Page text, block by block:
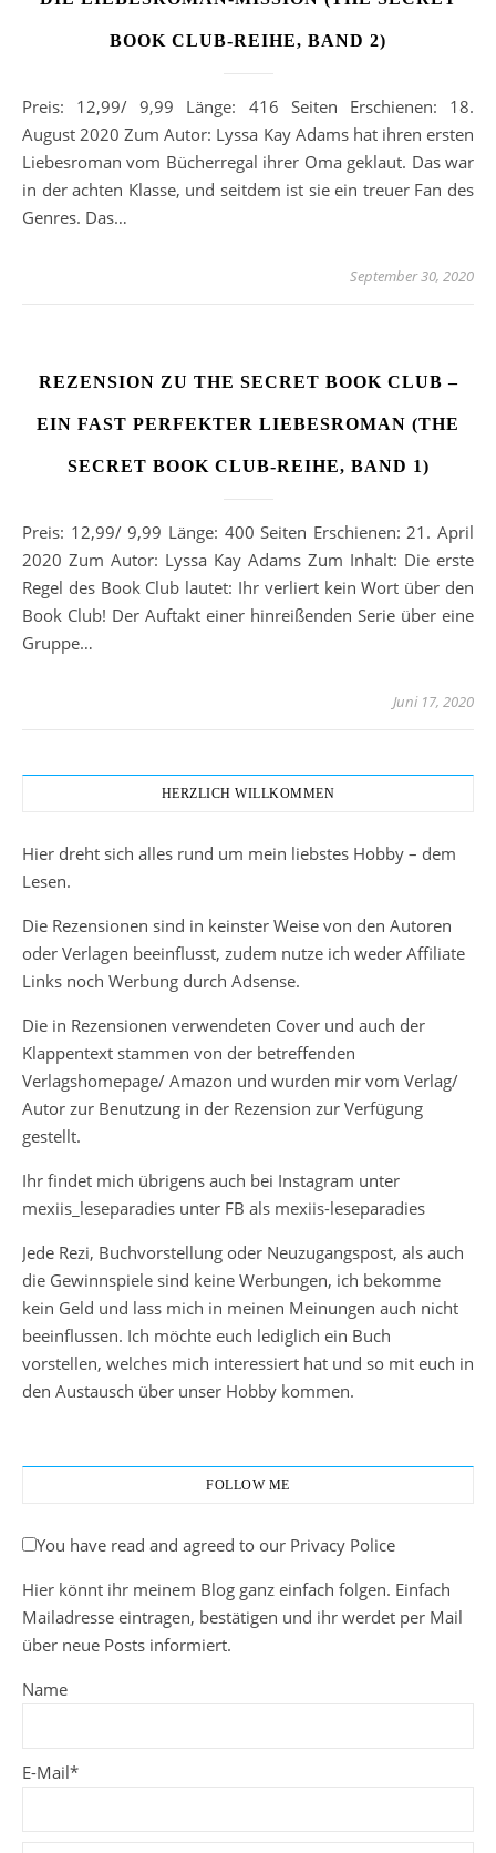
BOOK CLUB-REIHE, BAND 2)
Preis: 12,99/ 9,99 Länge: 416 Seiten Erschienen: 18.
August 2020 Zum Autor: Lyssa Kay Adams hat ihren ersten
Liebesroman vom Bücherregal ihrer Oma geklaut. Das war
in der achten Klasse, und seitdem ist sie ein treuer Fan des
Genres. Das…
September 30, 2020
REZENSION ZU THE SECRET BOOK CLUB –
EIN FAST PERFEKTER LIEBESROMAN (THE
SECRET BOOK CLUB-REIHE, BAND 1)
Preis: 12,99/ 9,99 Länge: 400 Seiten Erschienen: 21. April
2020 Zum Autor: Lyssa Kay Adams Zum Inhalt: Die erste
Regel des Book Club lautet: Ihr verliert kein Wort über den
Book Club! Der Auftakt einer hinreißenden Serie über eine
Gruppe…
Juni 17, 2020
HERZLICH WILLKOMMEN
Hier dreht sich alles rund um mein liebstes Hobby – dem
Lesen.
Die Rezensionen sind in keinster Weise von den Autoren
oder Verlagen beeinflusst, zudem nutze ich weder Affiliate
Links noch Werbung durch Adsense.
Die in Rezensionen verwendeten Cover und auch der
Klappentext stammen von der betreffenden
Verlagshomepage/ Amazon und wurden mir vom Verlag/
Autor zur Benutzung in der Rezension zur Verfügung
gestellt.
Ihr findet mich übrigens auch bei Instagram unter
mexiis_leseparadies unter FB als mexiis-leseparadies
Jede Rezi, Buchvorstellung oder Neuzugangspost, als auch
die Gewinnspiele sind keine Werbungen, ich bekomme
kein Geld und lass mich in meinen Meinungen auch nicht
beeinflussen. Ich möchte euch lediglich ein Buch
vorstellen, welches mich interessiert hat und so mit euch in
den Austausch über unser Hobby kommen.
FOLLOW ME
You have read and agreed to our Privacy Police
Hier könnt ihr meinem Blog ganz einfach folgen. Einfach
Mailadresse eintragen, bestätigen und ihr werdet per Mail
über neue Posts informiert.
Name
E-Mail*